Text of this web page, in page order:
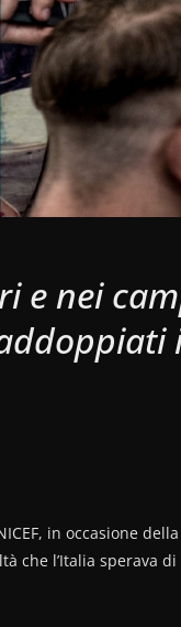
e nei
in occasione
che l’Italia sperava